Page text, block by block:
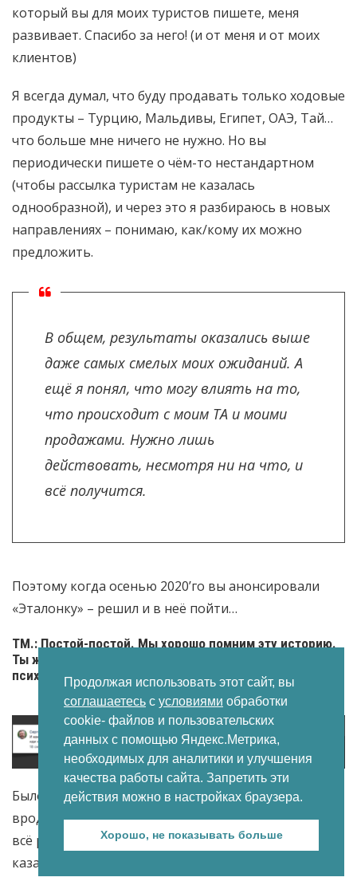
который вы для моих туристов пишете, меня
развивает. Спасибо за него! (и от меня и от моих
клиентов)
Я всегда думал, что буду продавать только ходовые
продукты – Турцию, Мальдивы, Египет, ОАЭ, Тай…
что больше мне ничего не нужно. Но вы
периодически пишете о чём-то нестандартном
(чтобы рассылка туристам не казалась
однообразной), и через это я разбираюсь в новых
направлениях – понимаю, как/кому их можно
предложить.
В общем, результаты оказались выше
даже самых смелых моих ожиданий. А
ещё я понял, что могу влиять на то,
что происходит с моим ТА и моими
продажами. Нужно лишь
действовать, несмотря ни на что, и
всё получится.
Поэтому когда осенью 2020’го вы анонсировали
«Эталонку» – решил и в неё пойти…
ТМ.: Постой-постой. Мы хорошо помним эту историю.
Ты же перед заходом в «Эталонку» подумывал
психологом стать. У нас даже скриншот сохранился:
Было дело.🙂Вроде и туры ковидные все перенёс,
вроде и обращений новых полно, брони идут…но
всё равно будущее туризма было призрачным –
казалось, что локдаун – это надолго.
Продолжая использовать этот сайт, вы
соглашаетесь с условиями обработки
cookie- файлов и пользовательских
данных с помощью Яндекс.Метрика,
необходимых для аналитики и улучшения
качества работы сайта. Запретить эти
действия можно в настройках браузера.
Хорошо, не показывать больше